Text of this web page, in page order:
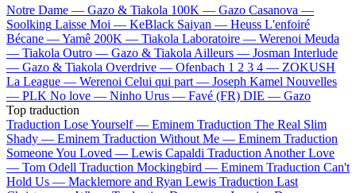
Notre Dame — Gazo & Tiakola 100K — Gazo Casanova —
Soolking Laisse Moi — KeBlack Saiyan — Heuss L'enfoiré
Bécane —Yamê 200K — Tiakola Laboratoire — Werenoi Meuda
— Tiakola Outro — Gazo & Tiakola Ailleurs — Josman Interlude
— Gazo & Tiakola Overdrive — Ofenbach 1 2 3 4 — ZOKUSH
La League — Werenoi Celui qui part — Joseph Kamel Nouvelles
— PLK No love — Ninho Urus — Favé (FR) DIE — Gazo
Top traduction
Traduction Lose Yourself — Eminem Traduction The Real Slim
Shady — Eminem Traduction Without Me — Eminem Traduction
Someone You Loved — Lewis Capaldi Traduction Another Love
— Tom Odell Traduction Mockingbird — Eminem Traduction Can't
Hold Us — Macklemore and Ryan Lewis Traduction Last